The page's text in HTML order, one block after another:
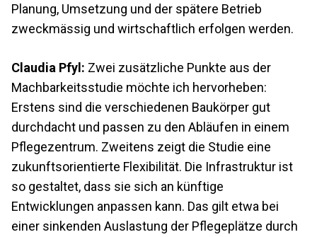
Planung, Umsetzung und der spätere Betrieb
zweckmässig und wirtschaftlich erfolgen werden.
Claudia Pfyl: Zwei zusätzliche Punkte aus der
Machbarkeitsstudie möchte ich hervorheben:
Erstens sind die verschiedenen Baukörper gut
durchdacht und passen zu den Abläufen in einem
Pflegezentrum. Zweitens zeigt die Studie eine
zukunftsorientierte Flexibilität. Die Infrastruktur ist
so gestaltet, dass sie sich an künftige
Entwicklungen anpassen kann. Das gilt etwa bei
einer sinkenden Auslastung der Pflegeplätze durch